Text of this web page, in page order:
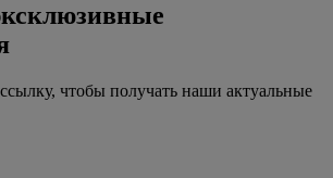
чтобы получать наши актуальные